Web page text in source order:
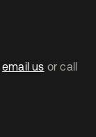
email us or call